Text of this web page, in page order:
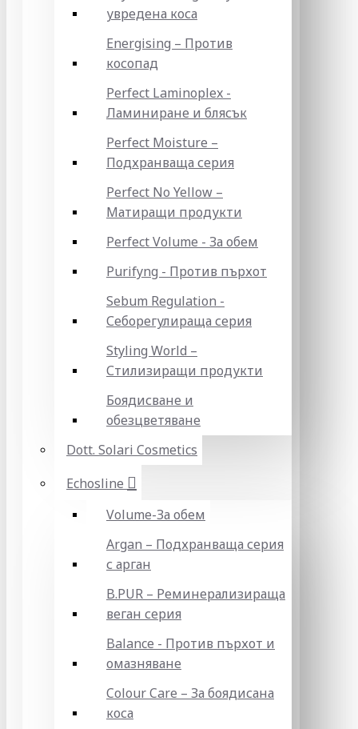
увредена коса
Energising – Против
косопад
Perfect Laminoplex -
Ламиниране и блясък
Perfect Moisture –
Подхранваща серия
Perfect No Yellow –
Матиращи продукти
Perfect Volume - За обем
Purifyng - Против пърхот
Sebum Regulation -
Себорегулираща серия
Styling World –
Стилизиращи продукти
Боядисване и
обезцветяване
Dott. Solari Cosmetics
Echosline
Volume-За обем
Argan – Подхранваща серия
с арган
B.PUR – Реминерализираща
веган серия
Balance - Против пърхот и
омазняване
Colour Care – За боядисана
коса